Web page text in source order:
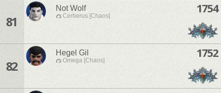
81
Not Wolf
Cerberus [Chaos]
1754
82
Hegel Gil
Omega [Chaos]
1752